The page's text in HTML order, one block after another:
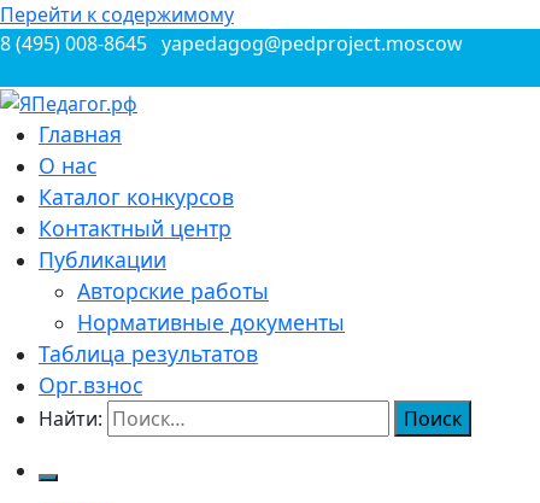
Перейти к содержимому
8 (495) 008-8645 yapedagog@pedproject.moscow
ЯПедагог.рф
Всероссийские конкурсы для педагогов
Главная
О нас
Каталог конкурсов
Контактный центр
Публикации
Авторские работы
Нормативные документы
Таблица результатов
Орг.взнос
Найти: